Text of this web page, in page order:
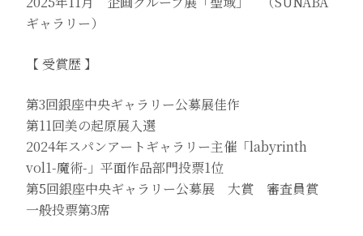
ギャラリー）
【 受賞歴 】
第3回銀座中央ギャラリー公募展佳作
第11回美の起原展入選
2024年スパンアートギャラリー主催「labyrinth
vol1-魔術-」平面作品部門投票1位
第5回銀座中央ギャラリー公募展 大賞 審査員賞
一般投票第3席